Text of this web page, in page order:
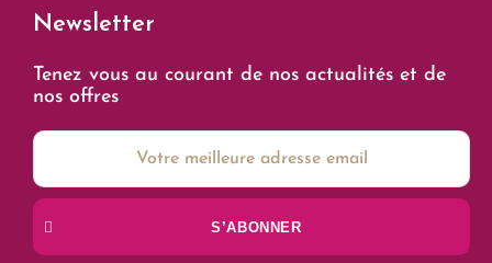
Newsletter
Tenez vous au courant de nos actualités et de
nos offres
S’ABONNER